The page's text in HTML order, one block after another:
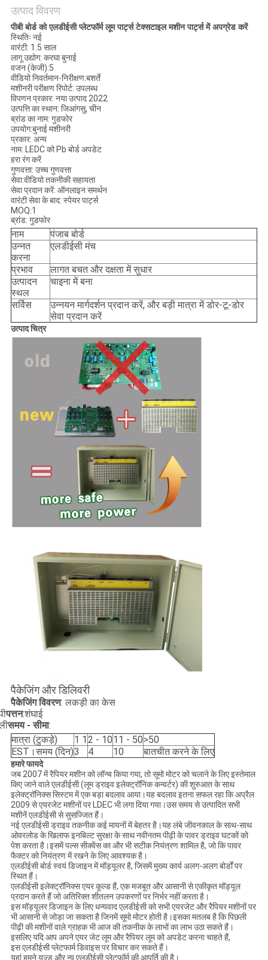
PRIVACY
POLICY
उत्पाद विवरण
पीबी बोर्ड को एलडीईसी प्लेटफॉर्म लूम पार्ट्स टेक्सटाइल मशीन पार्ट्स में अपग्रेड करें
स्थितिः नई
वारंटी: 1.5 साल
लागू उद्योग: करघा बुनाई
वजन (केजी):5
वीडियो निवर्तमान-निरीक्षण:बशर्ते
मशीनरी परीक्षण रिपोर्ट: उपलब्ध
विपणन प्रकार: नया उत्पाद 2022
उत्पत्ति का स्थान: जिआंगसु, चीन
ब्रांड का नाम: गुडफोर
उपयोग:बुनाई मशीनरी
प्रकार: अन्य
नाम: LEDC को Pb बोर्ड अपडेट
हरा रंग करें
गुणवत्ता: उच्च गुणवत्ता
सेवा:वीडियो तकनीकी सहायता
सेवा प्रदान करें: ऑनलाइन समर्थन
वारंटी सेवा के बाद: स्पेयर पार्ट्स
MOQ:1
ब्रांड: गुडफोर
नाम
पंजाब बोर्ड
उन्नत
करना
एलडीईसी मंच
प्रभाव
लागत बचत और दक्षता में सुधार
उत्पादन
स्थल
चाइना में बना
सर्विस
उन्नयन मार्गदर्शन प्रदान करें, और बड़ी मात्रा में डोर-टू-डोर
सेवा प्रदान करें
उत्पाद चित्र
पैकेजिंग और डिलिवरी
पैकेजिंग विवरण: लकड़ी का केस
पत्तन:शंघाई
समय - सीमा:
मात्रा (टुकड़े)
1 12 - 1011 - 50>50
EST।समय (दिन)3 4 10 बातचीत करने के लिए
हमारे फायदे
जब 2007 में रैपियर मशीन को लॉन्च किया गया, तो सूमो मोटर को चलाने के लिए इस्तेमाल
किए जाने वाले एलडीईसी (लूम ड्राइव इलेक्ट्रॉनिक कन्वर्टर) की शुरुआत के साथ
इलेक्ट्रॉनिक्स सिस्टम में एक बड़ा बदलाव आया।यह बदलाव इतना सफल रहा कि अप्रैल
2009 से एयरजेट मशीनों पर LDEC भी लगा दिया गया।उस समय से उत्पादित सभी
मशीनें एलडीईसी से सुसज्जित हैं।
नई एलडीईसी ड्राइव तकनीक कई मायनों में बेहतर है।यह लंबे जीवनकाल के साथ-साथ
ओवरलोड के खिलाफ इनबिल्ट सुरक्षा के साथ नवीनतम पीढ़ी के पावर ड्राइव घटकों को
पेश करता है।इसमें पल्स सीक्वेंस का और भी सटीक नियंत्रण शामिल है, जो कि पावर
फैक्टर को नियंत्रण में रखने के लिए आवश्यक है।
एलडीईसी बोर्ड स्वयं डिजाइन में मॉड्यूलर है, जिसमें मुख्य कार्य अलग-अलग बोर्डों पर
स्थित हैं।
एलडीईसी इलेक्ट्रॉनिक्स एयर कूल्ड हैं, एक मजबूत और आसानी से एकीकृत मॉड्यूल
प्रदान करते हैं जो अतिरिक्त शीतलन उपकरणों पर निर्भर नहीं करता है।
इस मॉड्यूलर डिजाइन के लिए धन्यवाद एलडीईसी को सभी एयरजेट और रैपियर मशीनों पर
भी आसानी से जोड़ा जा सकता है जिनमें सूमो मोटर होती है।इसका मतलब है कि पिछली
पीढ़ी की मशीनों वाले ग्राहक भी आज की तकनीक के लाभों का लाभ उठा सकते हैं।
इसलिए यदि आप अपने एयर जेट लूम और रैपियर लूम को अपडेट करना चाहते हैं,
इस एलडीईसी प्लेटफार्म डिवाइस पर विचार कर सकते हैं।
यहां हमने यूज्ड और न्यू एलडीईसी प्लेटफॉर्म की आपूर्ति की है।